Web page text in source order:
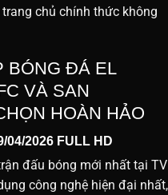
trang chủ chính thức không
BÓNG ĐÁ EL
VÀ SAN
HOÀN HẢO
04/2026 FULL HD
đấu bóng mới nhất tại TV
công nghệ hiện đại nhất,